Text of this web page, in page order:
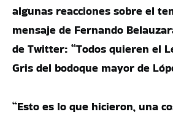
algunas reacciones sobre el
mensaje de Fernando
de Twitter: “Todos quieren el
Gris del bodoque mayor de
“Esto es lo que hicieron, una